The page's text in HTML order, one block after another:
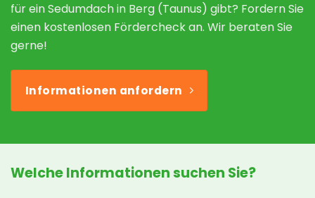
für ein Sedumdach in Berg (Taunus) gibt? Fordern Sie
einen kostenlosen Fördercheck an. Wir beraten Sie
gerne!
Informationen anfordern
Welche Informationen suchen Sie?